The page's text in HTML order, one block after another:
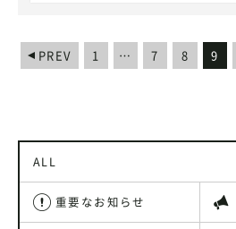
PREV 1 … 7 8 9
ALL
重要なお知らせ